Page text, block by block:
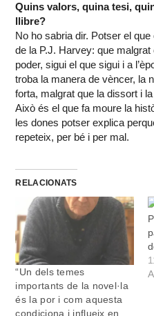
Quins valors, quina tesi,
llibre?
No ho sabria dir. Potser el
de la P.J. Harvey: que
poder, sigui el que sigui i a
troba la manera de vèncer, la
forta, malgrat que la dissort i
Això és el que fa moure la
les dones potser explica
repeteix, per bé i per mal.
RELACIONATS
“Un dels temes
importants de la novel·la
és la por i com aquesta
condiciona i influeix en